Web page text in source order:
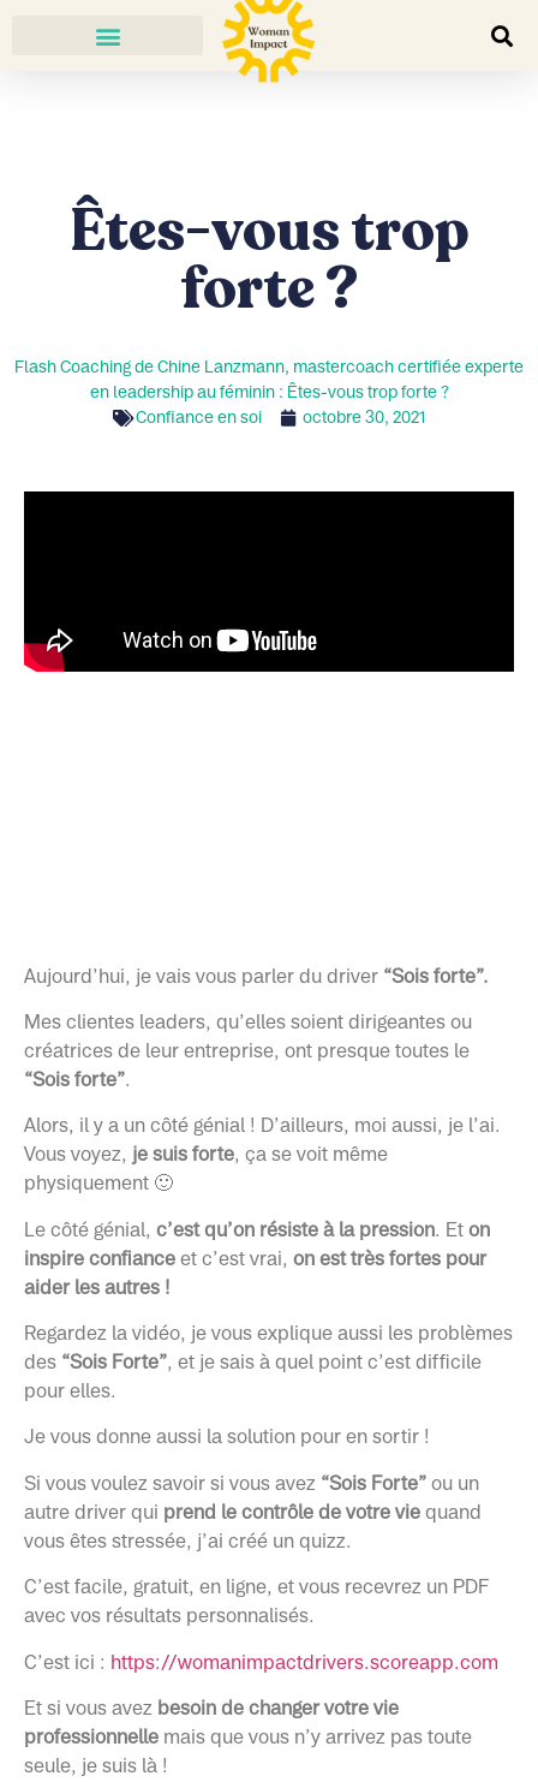
Êtes-vous trop
forte ?
Flash Coaching de Chine Lanzmann, mastercoach certifiée experte
en leadership au féminin : Êtes-vous trop forte ?
Confiance en soi
octobre 30, 2021
Aujourd’hui, je vais vous parler du driver “Sois forte”.
Mes clientes leaders, qu’elles soient dirigeantes ou
créatrices de leur entreprise, ont presque toutes le
“Sois forte”.
Alors, il y a un côté génial ! D’ailleurs, moi aussi, je l’ai.
Vous voyez, je suis forte, ça se voit même
physiquement 🙂
Le côté génial, c’est qu’on résiste à la pression. Et on
inspire confiance et c’est vrai, on est très fortes pour
aider les autres !
Regardez la vidéo, je vous explique aussi les problèmes
des “Sois Forte”, et je sais à quel point c’est difficile
pour elles.
Je vous donne aussi la solution pour en sortir !
Si vous voulez savoir si vous avez “Sois Forte” ou un
autre driver qui prend le contrôle de votre vie quand
vous êtes stressée, j’ai créé un quizz.
C’est facile, gratuit, en ligne, et vous recevrez un PDF
avec vos résultats personnalisés.
C’est ici : https://womanimpactdrivers.scoreapp.com
Et si vous avez besoin de changer votre vie
professionnelle mais que vous n’y arrivez pas toute
seule, je suis là !